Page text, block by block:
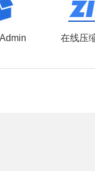
在线压